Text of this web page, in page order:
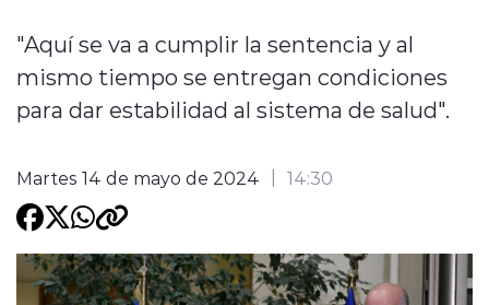
Programacion
"Aquí se va a cumplir la sentencia y al
mismo tiempo se entregan condiciones
para dar estabilidad al sistema de salud".
Martes 14 de mayo de 2024 14:30